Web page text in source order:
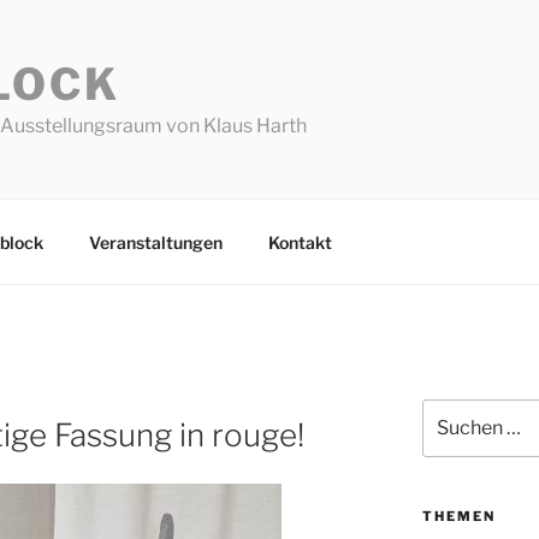
von Klaus Harth
Veranstaltungen Kontakt
Fassung in rouge!
nach:
THEMEN